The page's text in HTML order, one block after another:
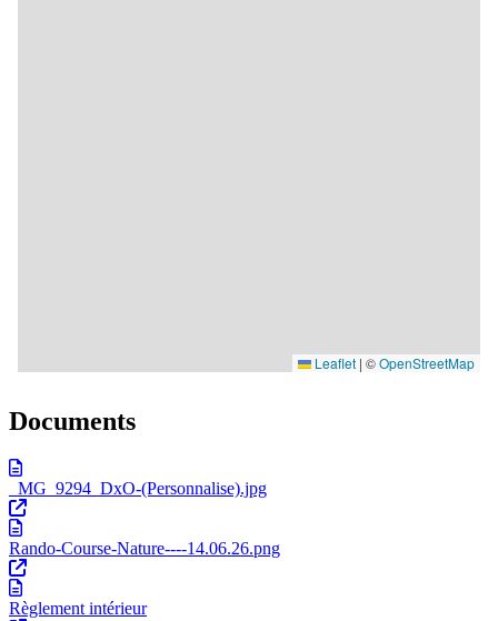
Documents
_MG_9294_DxO-(Personnalise).jpg
Rando-Course-Nature----14.06.26.png
Règlement intérieur